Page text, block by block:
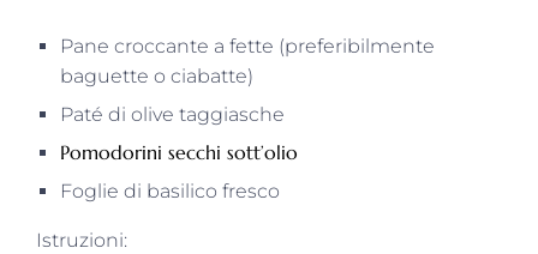
Pane croccante a fette (preferibilmente
baguette o ciabatte)
Paté di olive taggiasche
Pomodorini secchi sott’olio
Foglie di basilico fresco
Istruzioni: